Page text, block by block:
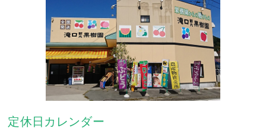
定休日カレンダー